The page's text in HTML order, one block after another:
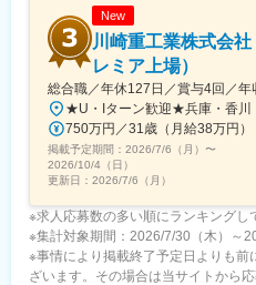
New
川崎重工業株式会
レミア上場）
総合職／年休127日／賞与4回／
掲載予定期間： 2026/7/6（月） 〜
2026/10/4（日）
更新日： 2026/7/6（月）
※求人応募数の多い順にランキングし
※集計対象期間：2026/7/30（木）～
※事情により掲載終了予定日よりも
ざいます。その場合は当サイトから